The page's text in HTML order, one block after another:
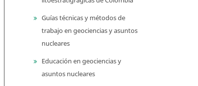
Guías técnicas y métodos de
trabajo en geociencias y asuntos
nucleares
Educación en geociencias y
asuntos nucleares